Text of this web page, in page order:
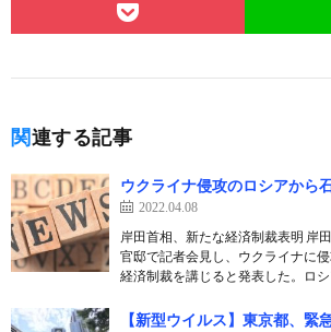
関連する記事
ウクライナ侵攻のロシアから
2022.04.08
岸田首相、新たな経済制裁表明 岸
官邸で記者会見し、ウクライナに
経済制裁を講じると発表した。ロ
【新型ウイルス】東京都、緊